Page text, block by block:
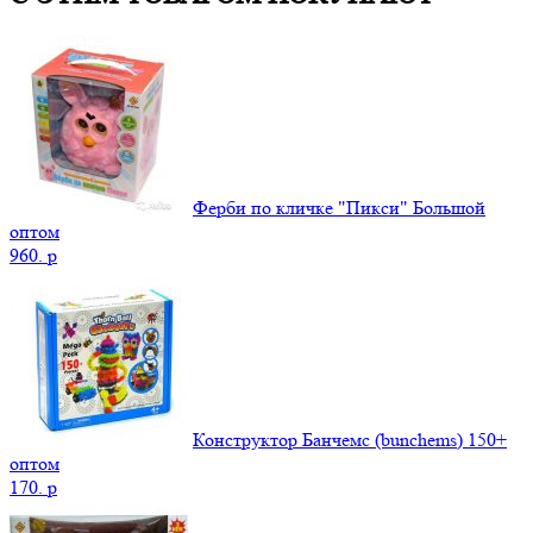
Ферби по кличке "Пикси" Большой
оптом
960. p
Конструктор Банчемс (bunchems) 150+
оптом
170. p